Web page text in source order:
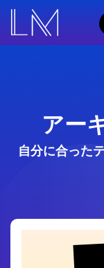
アー
自分に合った